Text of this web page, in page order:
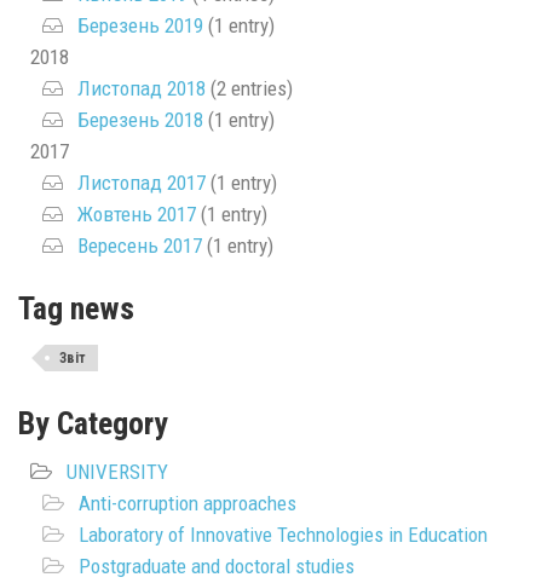
Березень 2019 (1 entry)
2018
Листопад 2018 (2 entries)
Березень 2018 (1 entry)
2017
Листопад 2017 (1 entry)
Жовтень 2017 (1 entry)
Вересень 2017 (1 entry)
Tag news
Звіт
By Category
UNIVERSITY
Anti-corruption approaches
Laboratory of Innovative Technologies in Education
Postgraduate and doctoral studies